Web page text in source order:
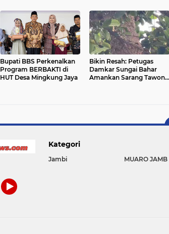
Bupati BBS Perkenalkan
Program BERBAKTI di
HUT Desa Mingkung Jaya
Bikin Resah: Petugas
Damkar Sungai Bahar
Amankan Sarang Tawon
Kategori
Jambi MUARO JAMB